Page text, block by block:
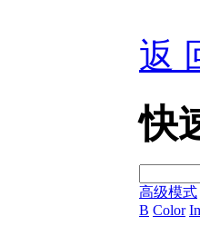
返
快
高级模式
B Color